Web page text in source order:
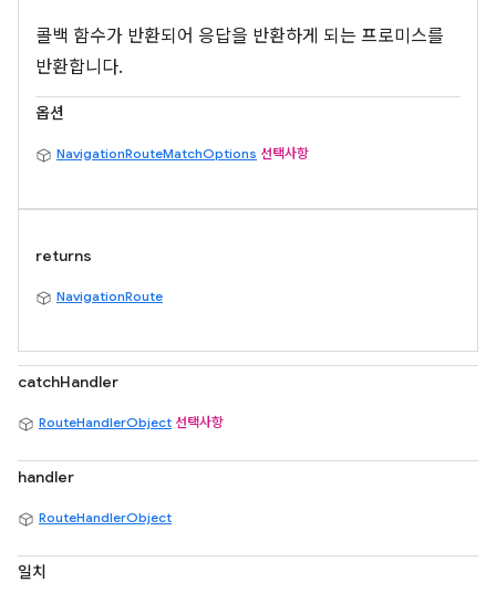
콜백 함수가 반환되어 응답을 반환하게 되는 프로미스를
반환합니다.
옵션
NavigationRouteMatchOptions 선택사항
returns
NavigationRoute
catchHandler
RouteHandlerObject 선택사항
handler
RouteHandlerObject
일치